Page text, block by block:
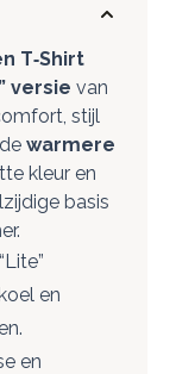
T‑Shirt
versie van
stijl
warmere
kleur en
basis
en
en